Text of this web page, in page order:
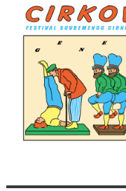
content